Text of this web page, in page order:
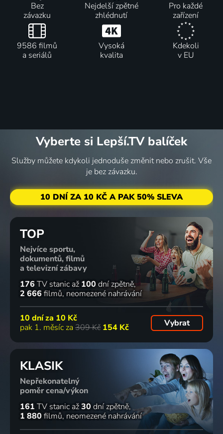
Bez
závazku
Nejdelší zpětné
zhlédnutí
Pro každé
zařízení
9586 filmů
a seriálů
Vysoká
kvalita
Kdekoli
v EU
Vyberte si Lepší.TV balíček
Služby můžete kdykoli jednoduše změnit nebo zrušit. Vše
je bez závazku.
10 DNÍ ZA 10 KČ A PAK 50% SLEVA
TOP
Nejvíce sportu,
dokumentů, filmů
a televizní zábavy
176 TV stanic až 100 dní zpětně
2 666 filmů neomezené nahrávání
10 dní za 10 Kč
pak 1. měsíc za 309 Kč 154 Kč Vybrat
KLASIK
Nepřekonatelný
poměr cena/výkon
161 TV stanic až30 dní zpětně
1 880 filmů neomezené nahrávání